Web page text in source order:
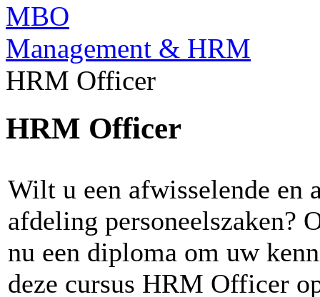
MBO
Management & HRM
HRM Officer
HRM Officer
Wilt u een afwisselende en
afdeling personeelszaken?
nu een diploma om uw
deze cursus HRM Officer